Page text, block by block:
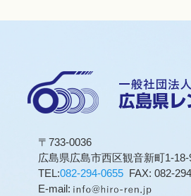
〒733-0036
広島県広島市西区観音新町1-
TEL:082-294-0655FAX: 082-
E-mail: